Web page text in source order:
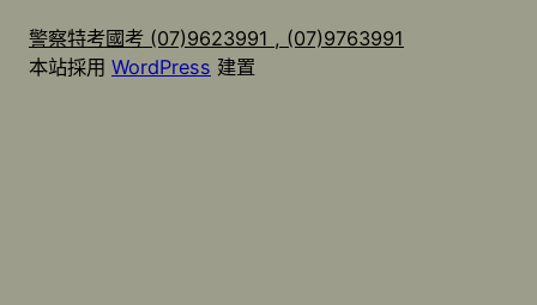
警察特考國考 (07)9623991 , (07)9763991
本站採用 WordPress 建置